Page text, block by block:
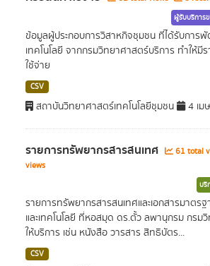
ผู้รับบริการ
ข้อมูลผู้ประกอบการวิสาหกิจชุมชน ที่ได้รับการ
เทคโนโลยี จากกรมวิทยาศาสตร์บริการ ทำให้มี
ใช้จ่าย
CSV
สถาบันวิทยาศาสตร์เทคโนโลยีชุมชน 4 เม
รายการทรัพยากรสารสนเทศ 61 total
views
บริ
รายการทรัพยากรสารสนเทศและเอกสารมาตร
และเทคโนโลยี ที่หอสมุด ดร.ตั้ว ลพานุกรม กรม
ให้บริการ เช่น หนังสือ วารสาร สิทธิบัตร...
CSV